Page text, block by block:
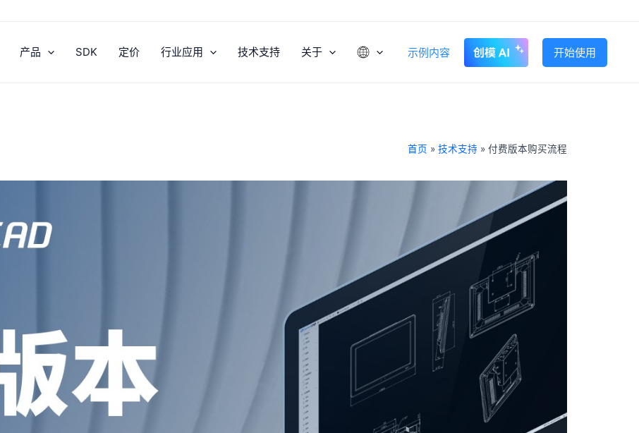
产品 SDK 定价 行业应用 技术支持 关于 示例内容 开始使用
首页 » 技术支持 » 付费版本购买流程